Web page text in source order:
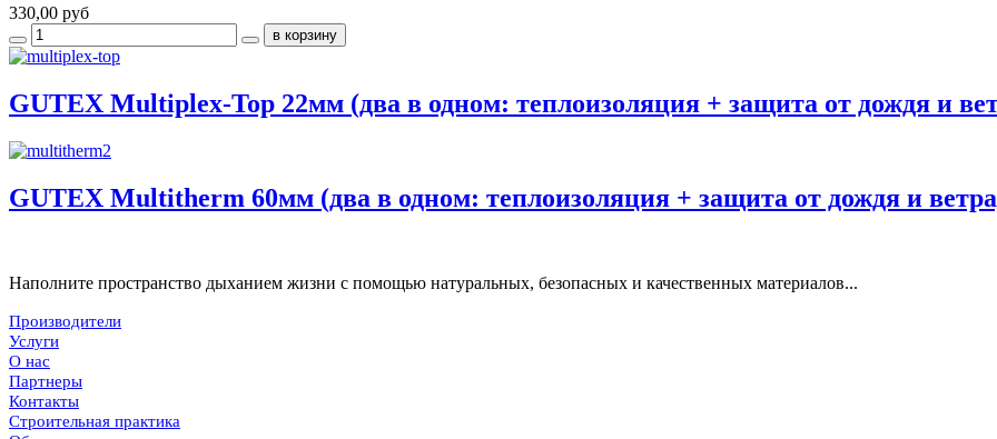
330,00 руб
GUTEX Multiplex-Top 22мм (два в одном: теплоизоляция + защита от дождя и
GUTEX Multitherm 60мм (два в одном: теплоизоляция + защита от дождя и
Наполните пространство дыханием жизни с помощью натуральных, безопасных и качественных материалов...
Производители
Услуги
О нас
Партнеры
Контакты
Строительная практика